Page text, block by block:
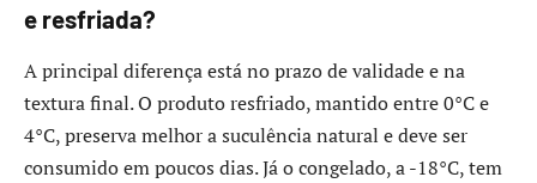
e resfriada?
A principal diferença está no prazo de validade e na
textura final. O produto resfriado, mantido entre 0°C e
4°C, preserva melhor a suculência natural e deve ser
consumido em poucos dias. Já o congelado, a -18°C, tem